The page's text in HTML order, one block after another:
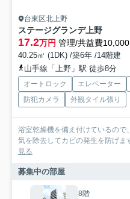
台東区北上野
ステージグランデ上野
17.2万円 管理/共益費10,000
40.25㎡ (1DK) /築6年 /14階建
山手線「上野」駅 徒歩8分
オートロック エレベーター
防犯カメラ
外観タイル張り
浴室乾燥機を備え付けているの
気を除去してカビの発生を防げま
見る
募集中の部屋
8階